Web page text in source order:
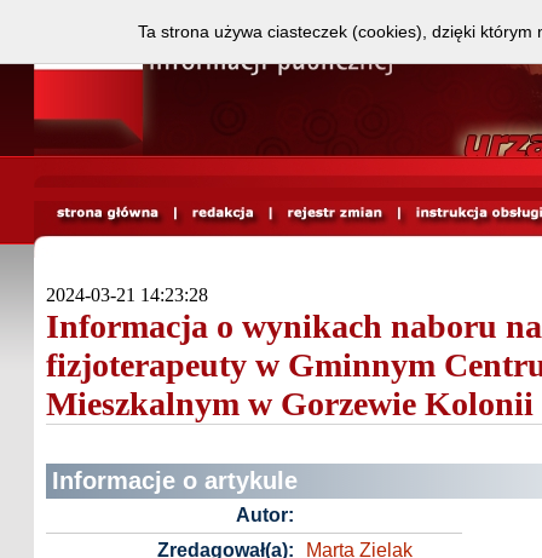
2024-03-21 14:23:28
Informacja o wynikach naboru
fizjoterapeuty w Gminnym
Mieszkalnym w Gorzewie Kolonii
Informacje o artykule
Autor:
Zredagował(a):
Marta Zielak
Ta strona używa ciasteczek (cookies), dzięki którym